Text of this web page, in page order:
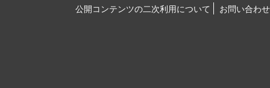
公開コンテンツの二次利用について
お問い合わせ